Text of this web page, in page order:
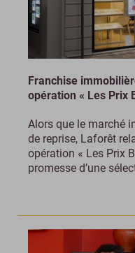
Franchise
opération « Les Prix
Alors que le marché
de reprise, Laforêt
opération « Les Prix
promesse d’une